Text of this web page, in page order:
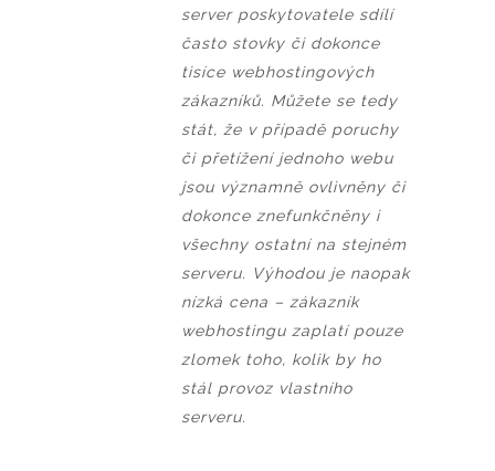
server poskytovatele sdílí
často stovky či dokonce
tisíce webhostingových
zákazníků. Můžete se tedy
stát, že v případě poruchy
či přetížení jednoho webu
jsou významně ovlivněny či
dokonce znefunkčněny i
všechny ostatní na stejném
serveru. Výhodou je naopak
nízká cena – zákazník
webhostingu zaplatí pouze
zlomek toho, kolik by ho
stál provoz vlastního
serveru.